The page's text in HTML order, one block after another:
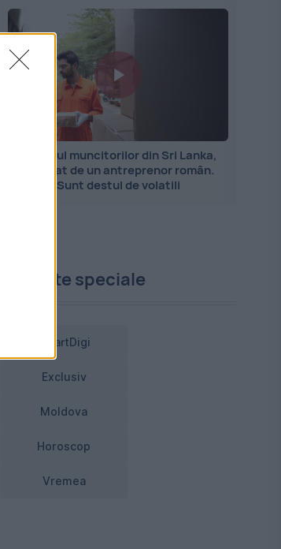
Importul muncitorilor din Sri Lanka,
explicat de un antreprenor român.
Sunt destul de volatili
Proiecte speciale
SmartDigi
Exclusiv
Moldova
Horoscop
Vremea